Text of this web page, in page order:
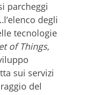
parcheggi
degli
tecnologie
of Things,
sui servizi
del